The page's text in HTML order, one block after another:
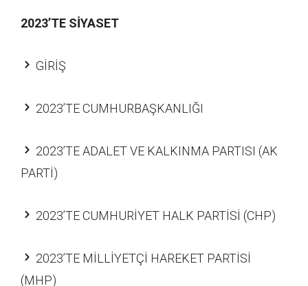
2023’TE SİYASET
GİRİŞ
2023’TE CUMHURBAŞKANLIĞI
2023’TE ADALET VE KALKINMA PARTISI (AK
PARTİ)
2023’TE CUMHURİYET HALK PARTİSİ (CHP)
2023’TE MİLLİYETÇİ HAREKET PARTİSİ
(MHP)